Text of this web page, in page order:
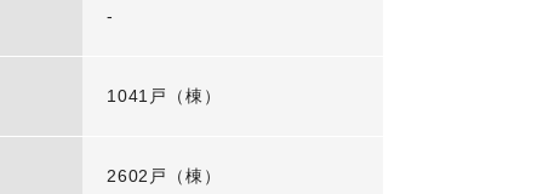
-
1041戸（棟）
2602戸（棟）